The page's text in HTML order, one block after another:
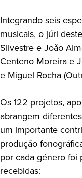
Integrando seis
musicais, o júri
Silvestre e João
Centeno Moreira e
e Miguel Rocha
Os 122 projetos,
abrangem
um importante
produção
por cada género foi
recebidas: